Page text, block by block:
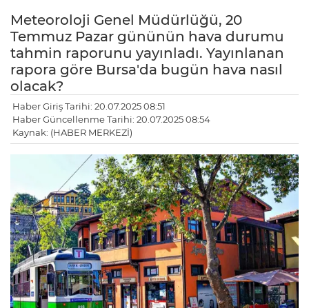
Meteoroloji Genel Müdürlüğü, 20
Temmuz Pazar gününün hava durumu
tahmin raporunu yayınladı. Yayınlanan
rapora göre Bursa'da bugün hava nasıl
olacak?
Haber Giriş Tarihi: 20.07.2025 08:51
Haber Güncellenme Tarihi: 20.07.2025 08:54
Kaynak: (HABER MERKEZİ)